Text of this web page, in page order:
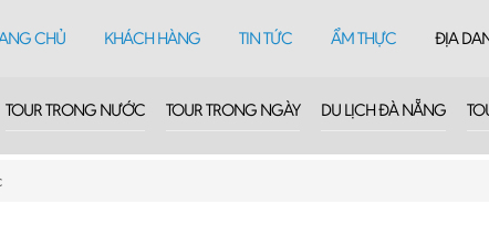
CHỦ KHÁCH HÀNG TIN TỨC ẨM THỰC ĐỊA
TOUR TRONG NƯỚC TOUR TRONG NGÀY DU LỊCH ĐÀ NẴNG